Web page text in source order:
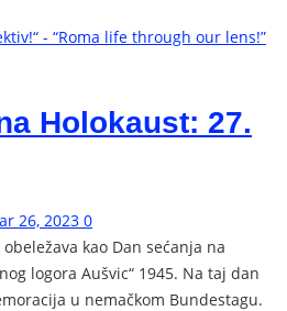
- “Roma life through our lens!”
Holokaust: 27.
26, 2023 0
kao Dan sećanja na
logora Aušvic“ 1945. Na taj dan
u nemačkom Bundestagu.